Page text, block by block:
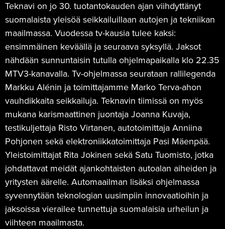
Teknavi on jo 30. tuotantokauden ajan viihdyttänyt
suomalaista yleisöä seikkailuillaan autojen ja tekniikan
maailmassa. Vuodessa tv-kausia tulee kaksi:
ensimmäinen keväällä ja seuraava syksyllä. Jaksot
nähdään sunnuntaisin tutulla ohjelmapaikalla klo 22.35
MTV3-kanavalla. Tv-ohjelmassa seurataan rallilegenda
Markku Alénin ja toimittajamme Marko Terva-ahon
vauhdikkaita seikkailuja. Teknavin tiimissä on myös
mukana karismaattinen juontaja Joanna Kuvaja,
testikuljettaja Risto Virtanen, autotoimittaja Anniina
Pohjonen sekä elektroniikkatoimittaja Pasi Mäenpää.
Yleistoimittajat Rita Jokinen sekä Satu Tuomisto, jotka
johdattavat meidät ajankohtaisten autoalan aiheiden ja
yritysten äärelle. Automaailman lisäksi ohjelmassa
syvennytään teknologian uusimpiin innovaatioihin ja
jaksoissa vierailee tunnettuja suomalaisia urheilun ja
viihteen maailmasta.